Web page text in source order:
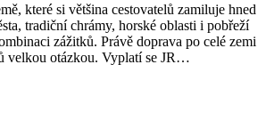
které si většina cestovatelů zamiluje hned
tradiční chrámy, horské oblasti i pobřeží
zážitků. Právě doprava po celé zemi
velkou otázkou. Vyplatí se JR…